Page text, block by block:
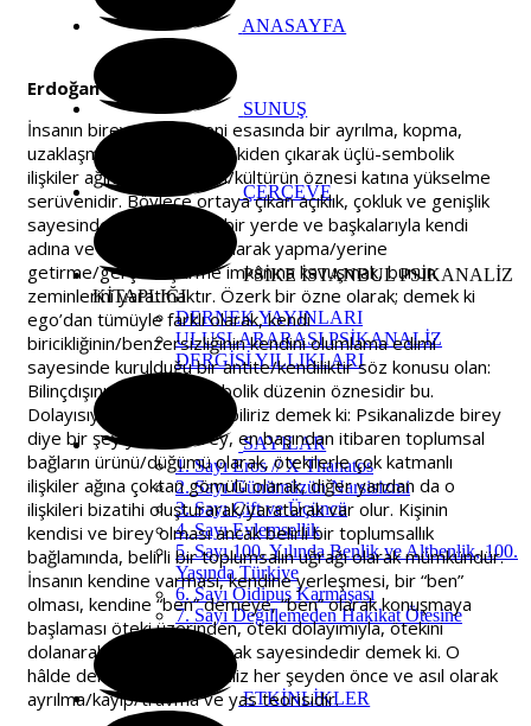
ANASAYFA
SUNUŞ
ÇERÇEVE
PSİKE İSTANBUL PSİKANALİZ
KİTAPLIĞI
DERNEK YAYINLARI
ULUSLARARASI PSİKANALİZ
DERGİSİ YILLIKLARI
SAYILAR
1. Sayı Eros // X Thanatos
2. Sayı Günümüzün Narsisizmi
3. Sayı Çift ve Üçüncü
4. Sayı Eylemsellik
5. Sayı 100. Yılında Benlik ve Altbenlik, 100.
Yaşında Türkiye
6. Sayı Oidipus Karmaşası
7. Sayı Değillemeden Hakikat Ötesine
ETKİNLİKLER
Erdoğan Özmen
İnsanın bireysel serüveni esasında bir ayrılma, kopma,
uzaklaşma, ikili-imgesel ilişkiden çıkarak üçlü-sembolik
ilişkiler ağına katılma, dilin/kültürün öznesi katına yükselme
serüvenidir. Böylece ortaya çıkan açıklık, çokluk ve genişlik
sayesinde şeyleri başka bir yerde ve başkalarıyla kendi
adına ve özerk bir özne olarak yapma/yerine
getirme/gerçekleştirme imkânına kavuşmak, bunun
zeminlerini yaratmaktır. Özerk bir özne olarak; demek ki
ego’dan tümüyle farklı olarak, kendi
biricikliğinin/benzersizliğinin kendini olumlama edimi
sayesinde kurulduğu bir antite/kendiliktir söz konusu olan:
Bilinçdışının, dilin ve sembolik düzenin öznesidir bu.
Dolayısıyla şöyle söyleyebiliriz demek ki: Psikanalizde birey
diye bir şey yoktur. Birey, en başından itibaren toplumsal
bağların ürünü/düğümü olarak, ötekilerle çok katmanlı
ilişkiler ağına çoktan gömülü olarak, diğer yandan da o
ilişkileri bizatihi oluşturarak/yaratarak var olur. Kişinin
kendisi ve birey olması ancak belirli bir toplumsallık
bağlamında, belirli bir toplumsalın uğrağı olarak mümkündür.
İnsanın kendine varması, kendine yerleşmesi, bir “ben”
olması, kendine “ben” demeye, “ben” olarak konuşmaya
başlaması öteki üzerinden, öteki dolayımıyla, ötekini
dolanarak, bu zorunlu sapak sayesindedir demek ki. O
hâlde denebilir ki, psikanaliz her şeyden önce ve asıl olarak
ayrılma/kayıp/travma ve yas teorisidir.